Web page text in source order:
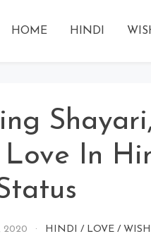
HOME HINDI
Love In
2020 HINDI / LOVE /